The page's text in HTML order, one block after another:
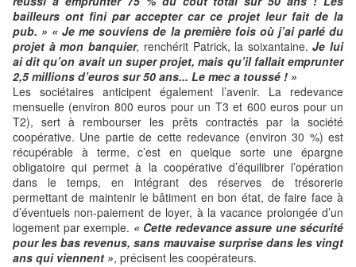
bailleurs ont fini par accepter car ce projet leur fait de la
pub. » « Je me souviens de la première fois où j’ai parlé du
projet à mon banquier, renchérit Patrick, la soixantaine.Je lui
ai dit qu’on avait un super projet, mais qu’il fallait emprunter
2,5 millions d’euros sur 50 ans... Le mec a toussé ! »
Les sociétaires anticipent également l’avenir. La redevance
mensuelle (environ 800 euros pour un T3 et 600 euros pour un
T2), sert à rembourser les prêts contractés par la société
coopérative. Une partie de cette redevance (environ 30 %) est
récupérable à terme, c’est en quelque sorte une épargne
obligatoire qui permet à la coopérative d’équilibrer l’opération
dans le temps, en intégrant des réserves de trésorerie
permettant de maintenir le bâtiment en bon état, de faire face à
d’éventuels non-paiement de loyer, à la vacance prolongée d’un
logement par exemple. « Cette redevance assure une sécurité
pour les bas revenus, sans mauvaise surprise dans les vingt
ans qui viennent », précisent les coopérateurs.